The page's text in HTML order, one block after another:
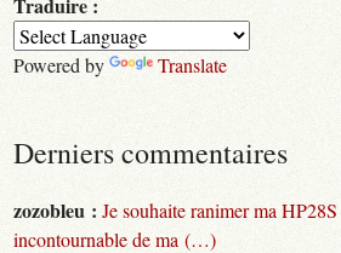
Powered by Translate
Derniers commentaires
zozobleu : Je souhaite ranimer ma
incontournable de ma (…)